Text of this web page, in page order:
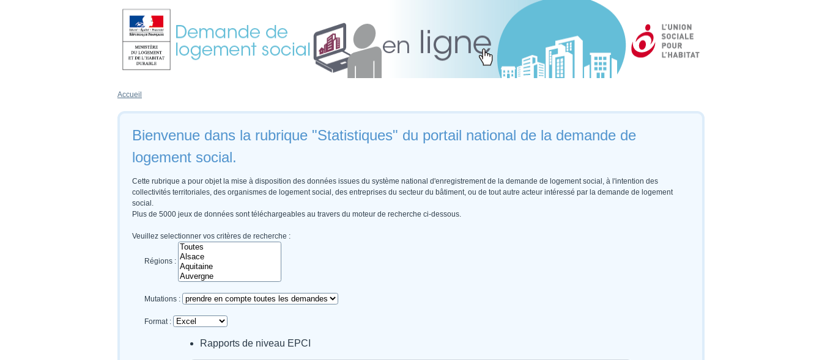
Accueil
Bienvenue dans la rubrique "Statistiques" du portail national de la demande de
logement social.
Cette rubrique a pour objet la mise à disposition des données issues du système national d'enregistrement de la demande de logement social, à l'intention des
collectivités territoriales, des organismes de logement social, des entreprises du secteur du bâtiment, ou de tout autre acteur intéressé par la demande de logement
social.
Plus de 5000 jeux de données sont téléchargeables au travers du moteur de recherche ci-dessous.
Veuillez selectionner vos critères de recherche :
Régions :
Mutations :
Format :
Rapports de niveau EPCI